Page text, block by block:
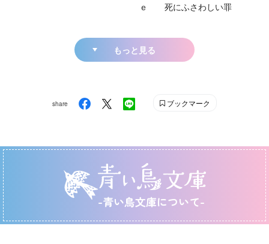
ｅ 死にふさわしい罪
もっと見る
share ブックマーク
-青い鳥文庫について-